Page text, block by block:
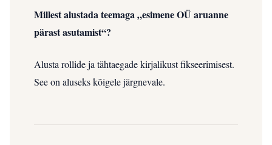
Millest alustada teemaga „esimene OÜ aruanne
pärast asutamist“?
Alusta rollide ja tähtaegade kirjalikust fikseerimisest.
See on aluseks kõigele järgnevale.